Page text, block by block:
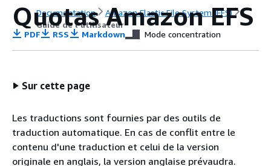
Documentation
Amazon Elastic File System (EFS)
Guide de l’utilisateur
Quotas Amazon EFS
PDF RSS Markdown Mode concentration
Sur cette page
Les traductions sont fournies par des outils de
traduction automatique. En cas de conflit entre le
contenu d'une traduction et celui de la version
originale en anglais, la version anglaise prévaudra.